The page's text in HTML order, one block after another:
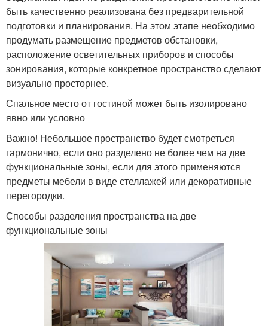
быть качественно реализована без предварительной
подготовки и планирования. На этом этапе необходимо
продумать размещение предметов обстановки,
расположение осветительных приборов и способы
зонирования, которые конкретное пространство сделают
визуально просторнее.
Спальное место от гостиной может быть изолировано
явно или условно
Важно! Небольшое пространство будет смотреться
гармонично, если оно разделено не более чем на две
функциональные зоны, если для этого применяются
предметы мебели в виде стеллажей или декоративные
перегородки.
Способы разделения пространства на две
функциональные зоны